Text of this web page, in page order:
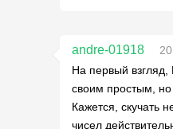
andre-01918
На первый взгляд,
своим простым,
Кажется, скучать
чисел